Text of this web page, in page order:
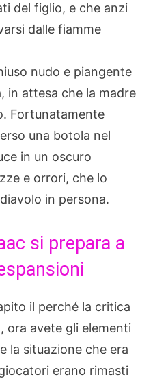
del figlio, e che anzi
dalle fiamme
nudo e piangente
in attesa che la madre
Fortunatamente
una botola nel
in un oscuro
e orrori, che lo
in persona.
si prepara a
il perché la critica
, ora avete gli elementi
la situazione che era
erano rimasti